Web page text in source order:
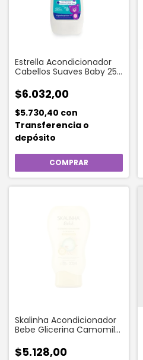
Estrella Acondicionador
Cabellos Suaves Baby 250
$6.032,00
$5.730,40 con
Transferencia o
depósito
Skalinha Acondicionador
Bebe Glicerina Camomila
$5.128,00